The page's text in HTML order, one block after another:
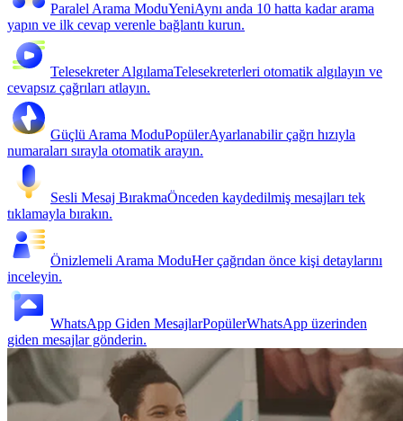
Paralel Arama ModuYeniAynı anda 10 hatta kadar arama
yapın ve ilk cevap verenle bağlantı kurun.
Telesekreter AlgılamaTelesekreterleri otomatik algılayın ve
cevapsız çağrıları atlayın.
Güçlü Arama ModuPopülerAyarlanabilir çağrı hızıyla
numaraları sırayla otomatik arayın.
Sesli Mesaj BırakmaÖnceden kaydedilmiş mesajları tek
tıklamayla bırakın.
Önizlemeli Arama ModuHer çağrıdan önce kişi detaylarını
inceleyin.
WhatsApp Giden MesajlarPopülerWhatsApp üzerinden
giden mesajlar gönderin.